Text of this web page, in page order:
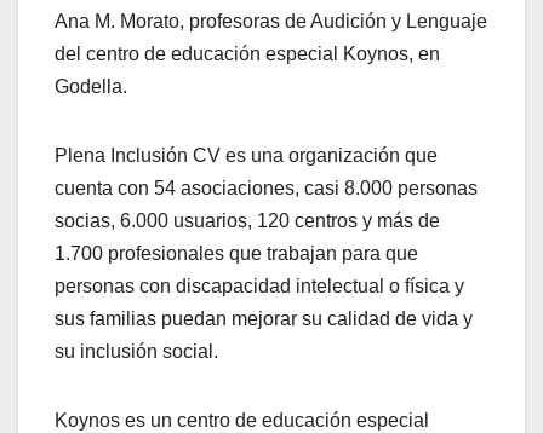
Ana M. Morato, profesoras de Audición y Lenguaje
del centro de educación especial Koynos, en
Godella.
Plena Inclusión CV es una organización que
cuenta con 54 asociaciones, casi 8.000 personas
socias, 6.000 usuarios, 120 centros y más de
1.700 profesionales que trabajan para que
personas con discapacidad intelectual o física y
sus familias puedan mejorar su calidad de vida y
su inclusión social.
Koynos es un centro de educación especial